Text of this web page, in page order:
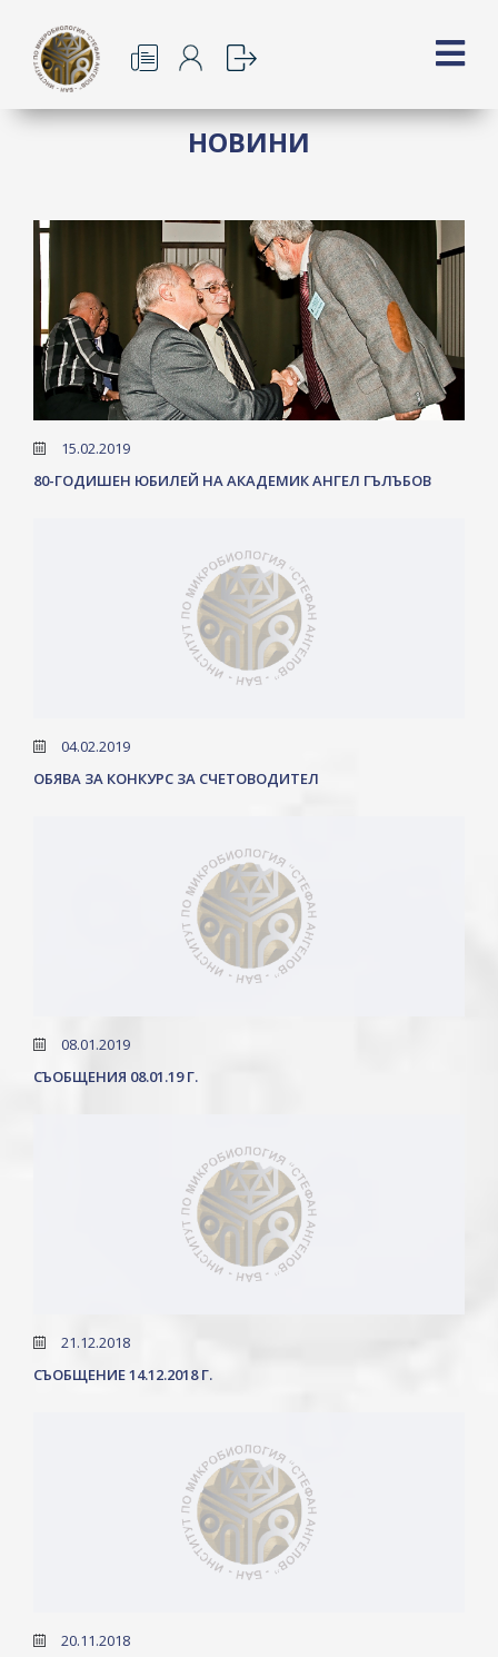
НОВИНИ
15.02.2019
80-ГОДИШЕН ЮБИЛЕЙ НА АКАДЕМИК АНГЕЛ ГЪЛЪБОВ
04.02.2019
ОБЯВА ЗА КОНКУРС ЗА СЧЕТОВОДИТЕЛ
08.01.2019
СЪОБЩЕНИЯ 08.01.19 Г.
21.12.2018
СЪОБЩЕНИЕ 14.12.2018 Г.
20.11.2018